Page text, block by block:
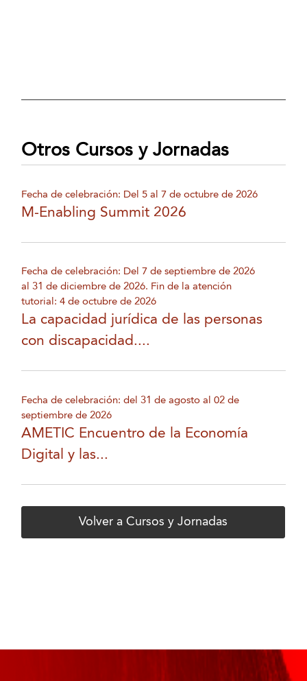
Otros Cursos y Jornadas
Fecha de celebración: Del 5 al 7 de octubre de 2026
M-Enabling Summit 2026
Fecha de celebración: Del 7 de septiembre de 2026
al 31 de diciembre de 2026. Fin de la atención
tutorial: 4 de octubre de 2026
La capacidad jurídica de las personas
con discapacidad....
Fecha de celebración: del 31 de agosto al 02 de
septiembre de 2026
AMETIC Encuentro de la Economía
Digital y las...
Volver a Cursos y Jornadas